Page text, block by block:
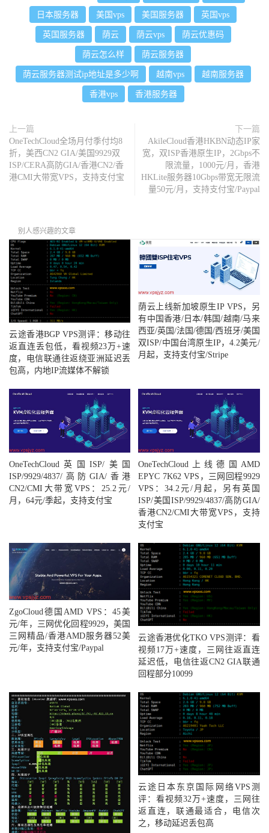
日本服务器 美国vps 美国服务器 英国vps
英国服务器 荫云 荫云vps 荫云优惠码
荫云怎么样 荫云服务器
荫云服务器测试ip地址是多少啊 越南vps 越南服务器
香港vps 香港服务器
上一篇
OneTechCloud全场月付季付均8
折，美西CN2 GIA/美国9929双
ISP/CERA高防GIA/香港CN2/香
港CMI大带宽VPS，支持支付宝
下一篇
AkileCloud香港HKBN动态IP家
宽，双ISP香港原生IP，2Gbps不
限流量，1000元/月，香港
HKLite服务器10Gbps带宽无限流
量50元/月，支持支付宝/Paypal
别人感兴趣的文章
云途香港BGP VPS测评：移动往
返直连丢包低，看视频23万+速
度，电信联通往返绕亚洲延迟丢
包高，内地IP流媒体不解锁
荫云上线新加坡原生IP VPS，另
有中国香港/日本/韩国/越南/马来
西亚/英国/法国/德国/西班牙/美国
双ISP/中国台湾原生IP，4.2美元/
月起，支持支付宝/Stripe
OneTechCloud英国ISP/美国
ISP/9929/4837/高防GIA/香港
CN2/CMI大带宽VPS：25.2元/
月，64元/季起，支持支付宝
OneTechCloud上线德国AMD
EPYC 7K62 VPS，三网回程9929
VPS：34.2元/月起，另有英国
ISP/美国ISP/9929/4837/高防GIA/
香港CN2/CMI大带宽VPS，支持
支付宝
ZgoCloud德国AMD VPS：45美
元/年，三网优化回程9929，美国
三网精品/香港AMD服务器52美
元/年，支持支付宝/Paypal
云途香港优化TKO VPS测评：看
视频17万+速度，三网往返直连
延迟低，电信往返CN2 GIA联通
回程部分10099
云途日本东京国际网络VPS测
评：看视频32万+速度，三网往
返直连，联通最适合，电信次
之，移动延迟丢包高